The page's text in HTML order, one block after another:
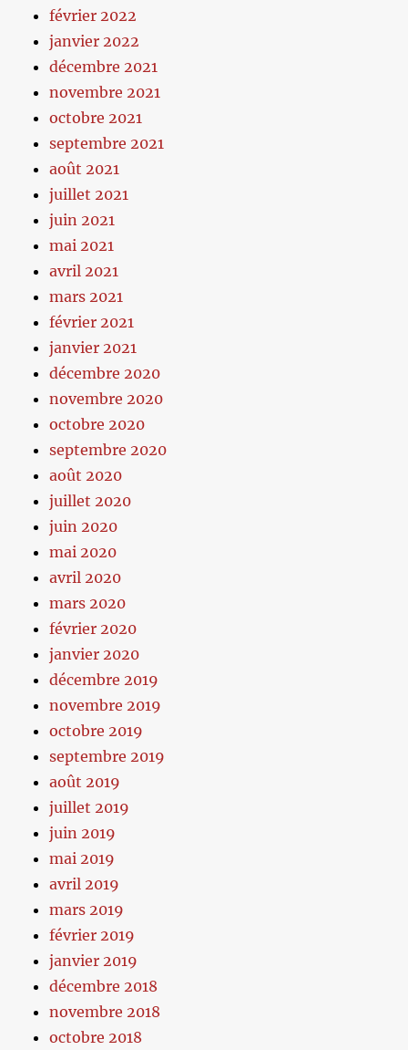
février 2022
janvier 2022
décembre 2021
novembre 2021
octobre 2021
septembre 2021
août 2021
juillet 2021
juin 2021
mai 2021
avril 2021
mars 2021
février 2021
janvier 2021
décembre 2020
novembre 2020
octobre 2020
septembre 2020
août 2020
juillet 2020
juin 2020
mai 2020
avril 2020
mars 2020
février 2020
janvier 2020
décembre 2019
novembre 2019
octobre 2019
septembre 2019
août 2019
juillet 2019
juin 2019
mai 2019
avril 2019
mars 2019
février 2019
janvier 2019
décembre 2018
novembre 2018
octobre 2018